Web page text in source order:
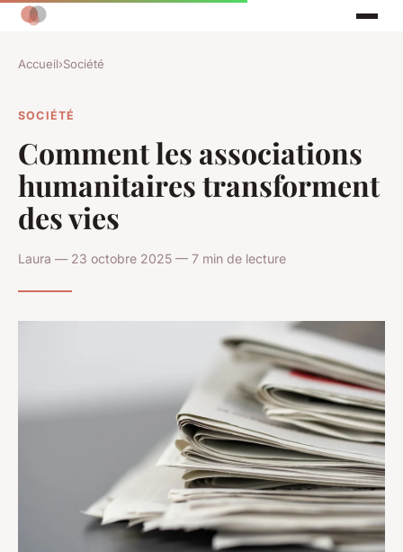
Accueil›Société
SOCIÉTÉ
Comment les associations
humanitaires transforment
des vies
Laura — 23 octobre 2025 — 7 min de lecture